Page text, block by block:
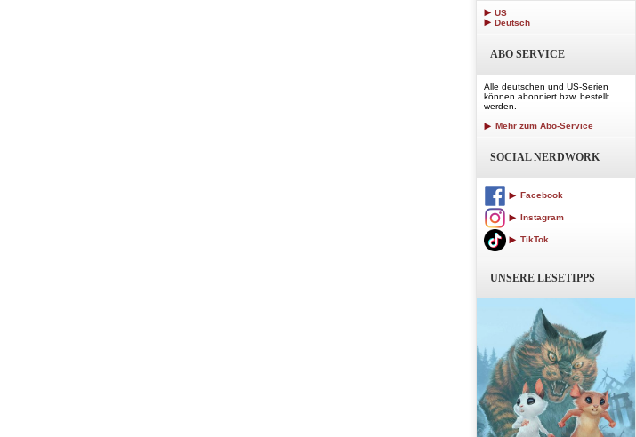
US
Deutsch
ABO SERVICE
Alle deutschen und US-Serien
können abonniert bzw. bestellt
werden.
Mehr zum Abo-Service
SOCIAL NERDWORK
Facebook
Instagram
TikTok
UNSERE LESETIPPS